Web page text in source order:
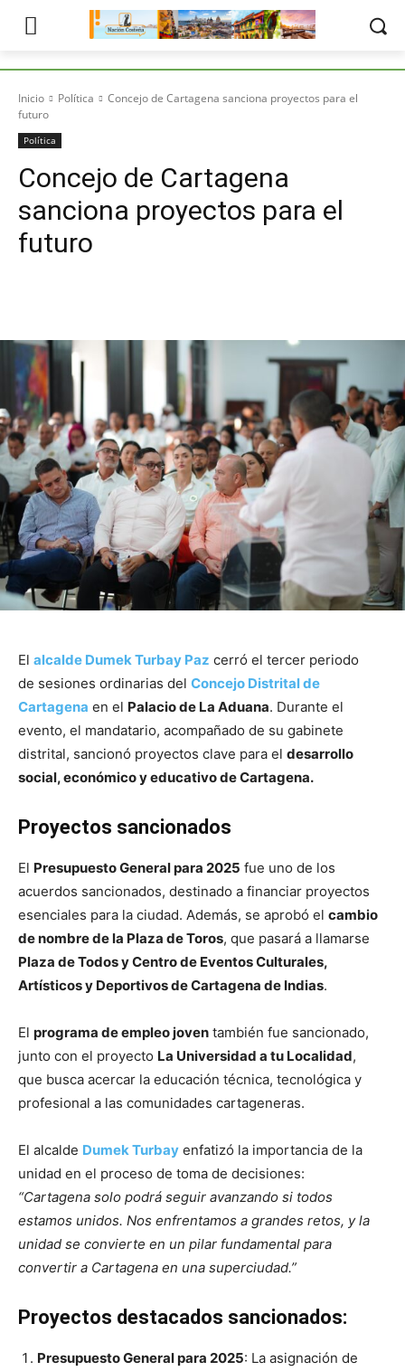
Inicio Política
Concejo de Cartagena sanciona proyectos para el
futuro
Política
Concejo de Cartagena
sanciona proyectos para el
futuro
El alcalde Dumek Turbay Paz cerró el tercer periodo
de sesiones ordinarias del Concejo Distrital de
Cartagena en el Palacio de La Aduana. Durante el
evento, el mandatario, acompañado de su gabinete
distrital, sancionó proyectos clave para el desarrollo
social, económico y educativo de Cartagena.
Proyectos sancionados
El Presupuesto General para 2025 fue uno de los
acuerdos sancionados, destinado a financiar proyectos
esenciales para la ciudad. Además, se aprobó el cambio
de nombre de la Plaza de Toros, que pasará a llamarse
Plaza de Todos y Centro de Eventos Culturales,
Artísticos y Deportivos de Cartagena de Indias.
El programa de empleo joven también fue sancionado,
junto con el proyecto La Universidad a tu Localidad,
que busca acercar la educación técnica, tecnológica y
profesional a las comunidades cartageneras.
El alcalde Dumek Turbay enfatizó la importancia de la
unidad en el proceso de toma de decisiones:
“Cartagena solo podrá seguir avanzando si todos
estamos unidos. Nos enfrentamos a grandes retos, y la
unidad se convierte en un pilar fundamental para
convertir a Cartagena en una superciudad.”
Proyectos destacados sancionados:
Presupuesto General para 2025: La asignación de